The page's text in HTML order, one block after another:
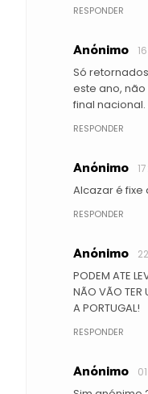
RESPONDER
Anónimo
Só
este ano,
final
RESPONDER
Anónimo
Alcazar é fixe
RESPONDER
Anónimo
PODEM ATE
NÃO VÃO TER
A PORTUGAL!
RESPONDER
Anónimo